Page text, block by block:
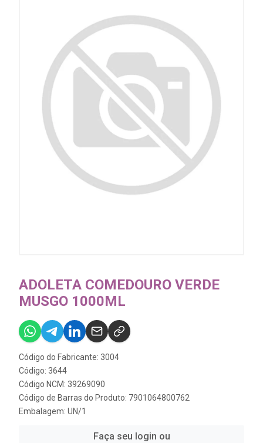
ADOLETA COMEDOURO VERDE
MUSGO 1000ML
Código do Fabricante: 3004
Código: 3644
Código NCM: 39269090
Código de Barras do Produto: 7901064800762
Embalagem: UN/1
Faça seu login ou